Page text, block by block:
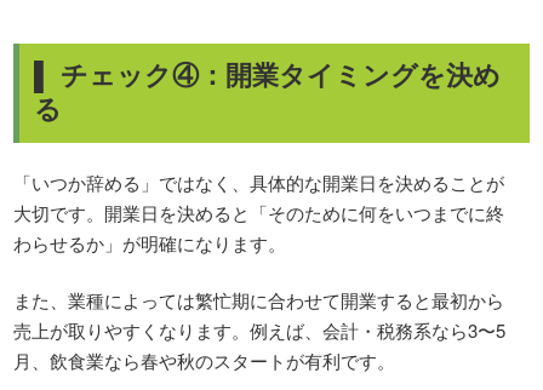
▌ チェック④：開業タイミングを決め
る
「いつか辞める」ではなく、具体的な開業日を決めることが
大切です。開業日を決めると「そのために何をいつまでに終
わらせるか」が明確になります。
また、業種によっては繁忙期に合わせて開業すると最初から
売上が取りやすくなります。例えば、会計・税務系なら3〜5
月、飲食業なら春や秋のスタートが有利です。